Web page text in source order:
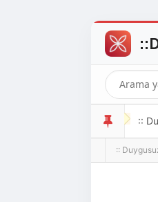
::
::